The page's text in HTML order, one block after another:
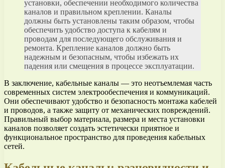
установки, обеспечении необходимого количества
каналов и правильном креплении. Каналы
должны быть установлены таким образом, чтобы
обеспечить удобство доступа к кабелям и
проводам для последующего обслуживания и
ремонта. Крепление каналов должно быть
надежным и безопасным, чтобы избежать их
падения или смещения в процессе эксплуатации.
В заключение, кабельные каналы — это неотъемлемая часть
современных систем электрообеспечения и коммуникаций.
Они обеспечивают удобство и безопасность монтажа кабелей
и проводов, а также защиту от механических повреждений.
Правильный выбор материала, размера и места установки
каналов позволяет создать эстетически приятное и
функциональное пространство для проведения кабельных
сетей.